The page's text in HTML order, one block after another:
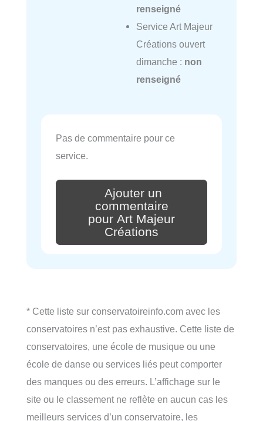
renseigné
Service Art Majeur
Créations ouvert
dimanche : non
renseigné
Pas de commentaire pour ce
service.
Ajouter un
commentaire
pour Art Majeur
Créations
* Cette liste sur conservatoireinfo.com avec les
conservatoires n’est pas exhaustive. Cette liste de
conservatoires, une école de musique ou une
école de danse ou services liés peut comporter
des manques ou des erreurs. L’affichage sur le
site ou le classement ne reflète en aucun cas les
meilleurs services d’un conservatoire, les